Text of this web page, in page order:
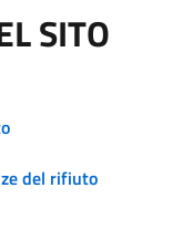
SITO
del rifiuto